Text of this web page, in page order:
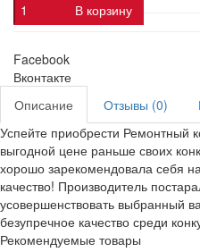
В корзину
Facebook
Вконтакте
Описание
Отзывы (0)
Успейте приобрести Ремонтный
выгодной цене раньше своих
хорошо зарекомендовала себя
качество! Производитель
усовершенствовать выбранный
безупречное качество среди
Рекомендуемые товары